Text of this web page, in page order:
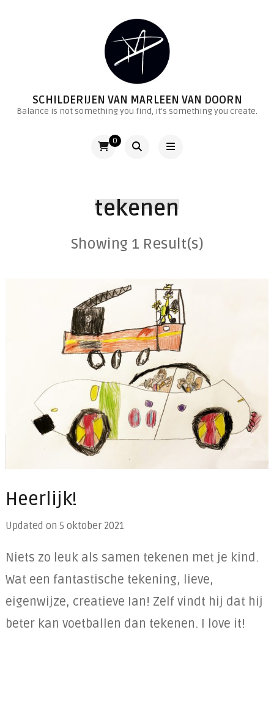
SCHILDERIJEN VAN MARLEEN VAN DOORN
Balance is not something you find, it's something you create.
0
tekenen
Showing 1 Result(s)
Heerlijk!
Updated on 5 oktober 2021
Niets zo leuk als samen tekenen met je kind.
Wat een fantastische tekening, lieve,
eigenwijze, creatieve Ian! Zelf vindt hij dat hij
beter kan voetballen dan tekenen. I love it!